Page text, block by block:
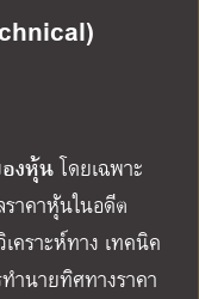
งหุ้นโดยเฉพาะ
าคาหุ้นในอดีต
คราะห์ทาง เทคนิค
ำนายทิศทางราคา